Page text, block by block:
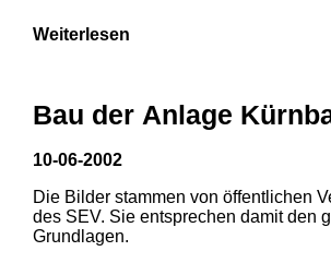
Weiterlesen
Bau der Anlage
10-06-2002
Die Bilder stammen von öffentlichen
des SEV. Sie entsprechen damit den
Grundlagen.